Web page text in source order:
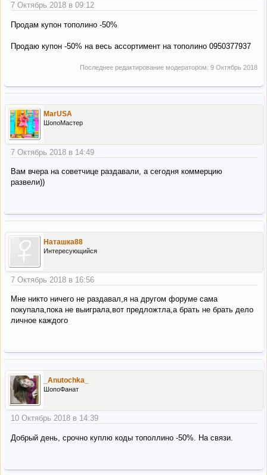
7 Октябрь 2018 в 09:12
Продам купон тополино -50%
Продаю купон -50% на весь ассортимент на тополино 0950377937
Последнее редактирование модератором: 9 Октябрь 2018
MarUSA
ШопоМастер
7 Октябрь 2018 в 14:49
Вам вчера на советчице раздавали, а сегодня коммерцию
развели))
Наташка88
Интересующийся
7 Октябрь 2018 в 16:56
Мне никто ничего не раздавал,я на другом форуме сама
покупала,пока не выиграла,вот предложтла,а брать не брать дело
личное каждого
_Anutochka_
ШопоФанат
10 Октябрь 2018 в 14:39
Добрый день, срочно кyплю коды тополлино -50%. На связи.